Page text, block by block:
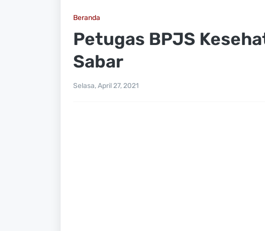
Beranda
Petugas BPJS
Sabar
Selasa, April 27, 2021